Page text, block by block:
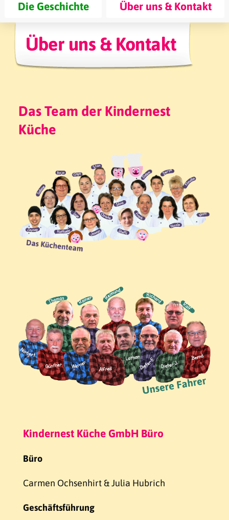
Die Geschichte Über uns & Kontakt
Über uns & Kontakt
Das Team der Kindernest
Küche
Kindernest Küche GmbH Büro
Büro
Carmen Ochsenhirt & Julia Hubrich
Geschäftsführung